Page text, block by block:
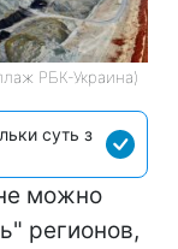
РБК-Украина)
суть з
можно
регионов,